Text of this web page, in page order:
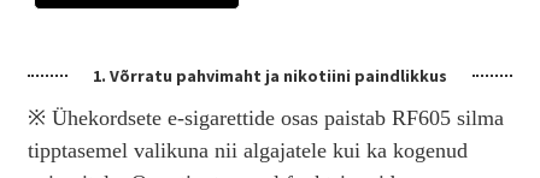
1. Võrratu pahvimaht ja nikotiini paindlikkus
※ Ühekordsete e-sigarettide osas paistab RF605 silma
tipptasemel valikuna nii algajatele kui ka kogenud